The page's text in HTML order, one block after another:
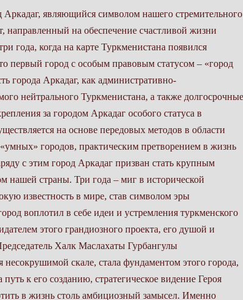
особенно важно отметить, все здания построены из экологически чистых материалов и оснащены цифровыми технологиями. За этот период город был удостоен около 40 сертификатов международных организаций. Самым высоким международным стандартам «умного» города соответствует инфраструктура. Передовые системы управления транспортом, цифровые сети связи, современные коммунальные службы создают комфортную и безопасную среду для проживания. Применение «зелёных» технологий, таких, как солнечная энергетика и эффективные системы водоснабжения, создание зелёных парковых зон подчёркивает приверженность Туркменистана принципам устойчивого развития и бережному отношению к окружающей среде. Город Аркадаг демонстрирует успешную интеграцию в международное пространство. Проведение здесь крупных форумов, конференций и культурных мероприятий способствует укреплению имиджа Туркменистана как активного участника глобальных процессов. 16 июня 2023 года при участии Президента Сердара Бердымухамедова состоялась торжественная церемония закладки строи¬тельства второй очереди «умного» города Аркадаг. Примечательно, что как инициатор создания «умного» города Национальный Лидер не ослабляет своего внимания к продолжающемуся в нём строительству. На регулярной основе Герой-Аркадаг совершает рабочие поездки, в ходе которых знакомится с проектами зданий, запланированных в рамках предстоящего этапа застройки города, придавая особое значение декоративным особенностям отделки, проводит рабочее совещание с участием соответствующих руководителей В ближайшие годы планируется расширение промышленной зоны с упором на высокотехнологичные производства, углубление интеграции в глобальные¬образовательные сети и реализация новых экологических инициатив. На стадии строи¬тельства находятся предприятие художественного ковроткачества, Национальный музей туркменского ковроткачества и народных ремёсел, более 180 современных многоквартирных домов, оснащённых цифровыми и экологичными технологиями, объекты социальной инфраструктуры – детские сады, школы, Дома здоровья. На развитие здравоохранения и производство медицинской продукции ориентировано строительство медицинского кластера. Строительство авто- и железнодорожного вокзалов укрепит транспортную инфраструктуру города. Украшением города Аркадаг, важными центрами культуры и веры, объединяющими традиции предков и современные технологии, станут мечеть и прилегающий к ней музейный комплекс. Возведение этих двух духовных и культурных центров, подчёркивает Национальный Лидер Герой-Аркадаг, требует сочетания традиций предков с инновационными технологиями, а озеленение территории мечети должно проводиться на строго научной основе с учётом местных природных особенностей. На совещании старейшин, прошедшем 19 июня в день пятничной молитвы, прозвучало предложение назвать новую мечеть «Arkadagyň Ruhy metjidi». Как подчёркивали старейшины, в наши дни гуманистические идеи Хаджи Аркадага продолжают воплощаться в масштабных проектах, реализуемых Аркадаглы Хаджи Сердаром. В туркменской культуре строительство дорог, мостов, зданий и мечетей – всегда считалось благородным и значимым делом, что придаёт особую ценность нынешним преобразованиям в Аркадаге. Название новой мечети «Arkadagyň Ruhy metjidi» отражает глубокое уважение к заслугам Хаджи Аркадага, благодаря которому был заложен и развивается современный город, а также учитывает многочисленные пожелания жителей. В целом за период с июня 2025 по июнь 2026 года в городе Аркадаг продолжалось возведение более 220 объектов. В целях гармоничного и устойчивого развития всех систем города Аркадаг, регулярного обеспечения комфортных условий для проживания, работы, отдыха и дальнейшего повышения социально-бытового уровня населения Указом Президента Туркменистана 24 сентября 2024 года была утверждена Концепция развития города Аркадаг в 2024–2052 годах. Активное привлечение международных партнёров к реализации дальнейших этапов развития города открывает новые горизонты для сотрудничества и обмена передовым опытом в области урбанистики и устойчивого развития. Город Аркадаг – молодёжный город. В контексте реализации государственной молодёжной политики Национальный Лидер туркменского народа, Председатель Халк Маслахаты Герой Аркадаг считает важным укрепить позиции города Аркадаг как мирового центра науки и образования, создав здесь международный научно-исследовательский центр по популяризации и изучению древней, средневековой, новой и новейшей истории Туркменистана, археологических, архитектурных памятников, реализуемой государственной политики. Герой-Аркадаг также